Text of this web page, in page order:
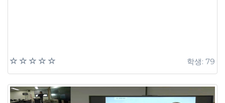
학생: 79